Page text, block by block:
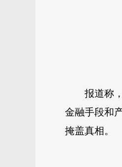
报道称
金融手段和
掩盖真相。